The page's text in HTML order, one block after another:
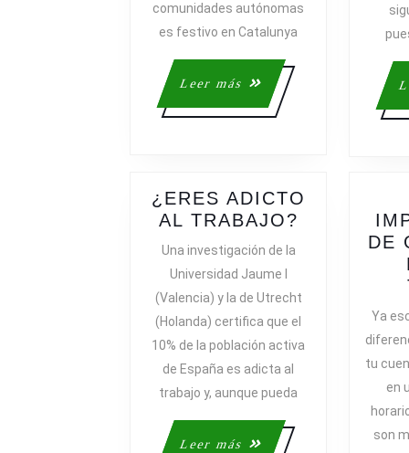
12
MINUTOS
comunidades autónomas
es festivo en Catalunya
Leer más
Leer
más
¿ERES ADICTO
AL TRABAJO?
ADICTO
Una investigación de la
Universidad Jaume I
(Valencia) y la de Utrecht
(Holanda) certifica que el
10% de la población activa
de España es adicta al
trabajo y, aunque pueda
Leer más
Leer
DE
Ya
tu
en
son